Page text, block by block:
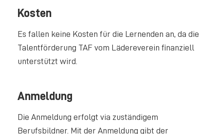
Kosten
Es fallen keine Kosten für die Lernenden an, da die
Talentförderung TAF vom Lädereverein finanziell
unterstützt wird.
Anmeldung
Die Anmeldung erfolgt via zuständigem
Berufsbildner. Mit der Anmeldung gibt der